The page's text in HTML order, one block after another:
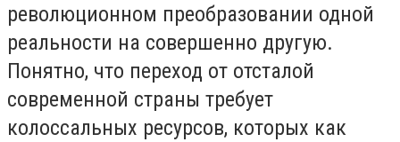
революционном преобразовании одной
реальности на совершенно другую.
Понятно, что переход от отсталой
современной страны требует
колоссальных ресурсов, которых как